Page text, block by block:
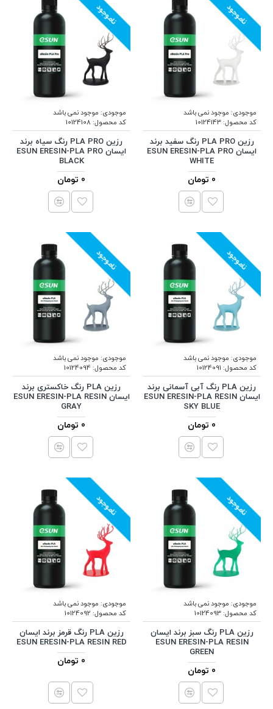
ناموجود
موجودی: موجود نمی باشد
کد محصول:10124143
رزین PLA PRO رنگ سفید برند
ایسان ESUN ERESIN-PLA PRO
WHITE
0 تومان
ناموجود
موجودی: موجود نمی باشد
کد محصول:10124108
رزین PLA PRO رنگ سیاه برند
ایسان ESUN ERESIN-PLA PRO
BLACK
0 تومان
ناموجود
موجودی: موجود نمی باشد
کد محصول: 10124091
رزین PLA رنگ آبی آسمانی برند
ایسان ESUN ERESIN-PLA RESIN
SKY BLUE
0 تومان
ناموجود
موجودی: موجود نمی باشد
کد محصول:10124094
رزین PLA رنگ خاکستری برند
ایسان ESUN ERESIN-PLA RESIN
GRAY
0 تومان
ناموجود
موجودی: موجود نمی باشد
کد محصول:10124093
رزین PLA رنگ سبز برند ایسان
ESUN ERESIN-PLA RESIN
GREEN
0 تومان
ناموجود
موجودی: موجود نمی باشد
کد محصول: 10124092
رزین PLA رنگ قرمز برند ایسان
ESUN ERESIN-PLA RESIN RED
0 تومان